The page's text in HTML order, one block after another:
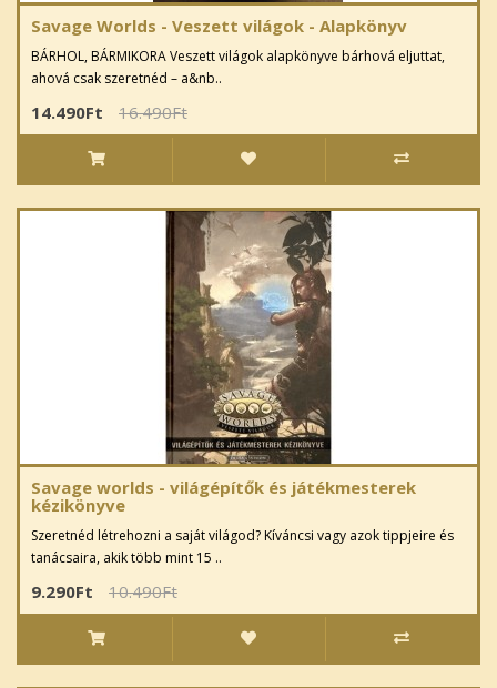
Savage Worlds - Veszett világok - Alapkönyv
BÁRHOL, BÁRMIKORA Veszett világok alapkönyve bárhová eljuttat,
ahová csak szeretnéd – a&nb..
14.490Ft 16.490Ft
Savage worlds - világépítők és játékmesterek
kézikönyve
Szeretnéd létrehozni a saját világod? Kíváncsi vagy azok tippjeire és
tanácsaira, akik több mint 15 ..
9.290Ft 10.490Ft